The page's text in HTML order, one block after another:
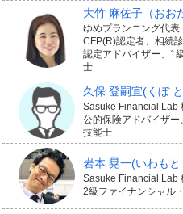
大竹 麻佐子 （おお
ゆめプランニング代表
CFP(R)認定者、相続
認定アドバイザー、1
士
久保 登嗣宜(くぼ
Sasuke Financial Lab
公的保険アドバイザ
技能士
岩本 晃一(いわも
Sasuke Financial Lab
2級ファイナンシャル